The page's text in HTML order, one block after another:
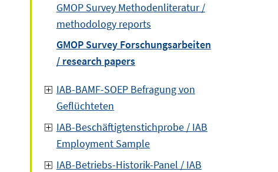
GMOP Survey Methodenliteratur /
methodology reports
GMOP Survey Forschungsarbeiten
/ research papers
IAB-BAMF-SOEP Befragung von
Geflüchteten
IAB-Beschäftigtenstichprobe / IAB
Employment Sample
IAB-Betriebs-Historik-Panel / IAB